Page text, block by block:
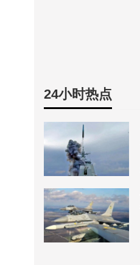
24小时热点